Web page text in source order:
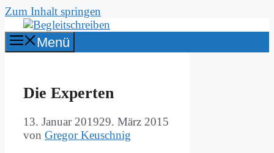
Zum Inhalt springen
Menü
Die Ex­per­ten
13. Januar 201929. März 2015
von Gregor Keuschnig